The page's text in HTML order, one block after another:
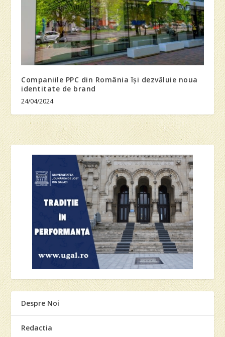
Companiile PPC din România își dezvăluie noua
identitate de brand
24/04/2024
Despre Noi
Redactia